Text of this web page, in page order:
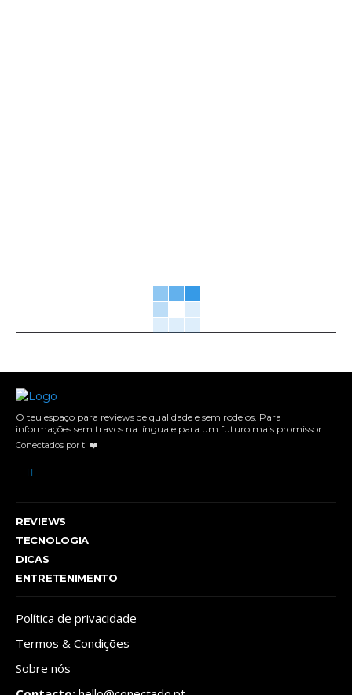
O teu espaço para reviews de qualidade e sem rodeios. Para
informações sem travos na língua e para um futuro mais promissor.
Conectados por ti ❤️
REVIEWS
TECNOLOGIA
DICAS
ENTRETENIMENTO
Política de privacidade
Termos & Condições
Sobre nós